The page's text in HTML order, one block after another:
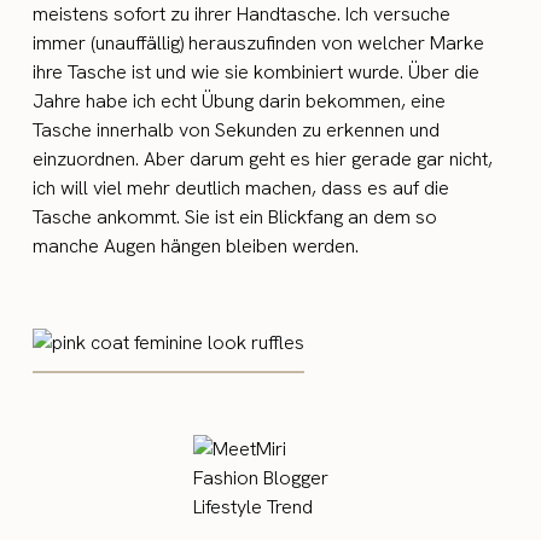
meistens sofort zu ihrer Handtasche. Ich versuche
immer (unauffällig) herauszufinden von welcher Marke
ihre Tasche ist und wie sie kombiniert wurde. Über die
Jahre habe ich echt Übung darin bekommen, eine
Tasche innerhalb von Sekunden zu erkennen und
einzuordnen. Aber darum geht es hier gerade gar nicht,
ich will viel mehr deutlich machen, dass es auf die
Tasche ankommt. Sie ist ein Blickfang an dem so
manche Augen hängen bleiben werden.